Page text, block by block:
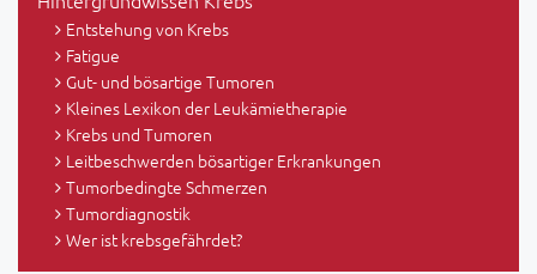
Entstehung von Krebs
Fatigue
Gut- und bösartige Tumoren
Kleines Lexikon der Leukämietherapie
Krebs und Tumoren
Leitbeschwerden bösartiger Erkrankungen
Tumorbedingte Schmerzen
Tumordiagnostik
Wer ist krebsgefährdet?